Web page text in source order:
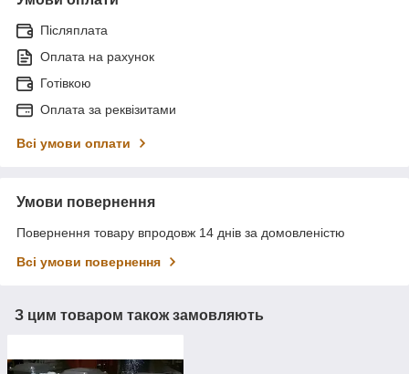
Післяплата
Оплата на рахунок
Готівкою
Оплата за реквізитами
Всі умови оплати
Умови повернення
Повернення товару впродовж 14 днів за домовленістю
Всі умови повернення
З цим товаром також замовляють